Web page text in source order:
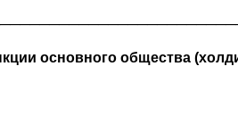
основного общества